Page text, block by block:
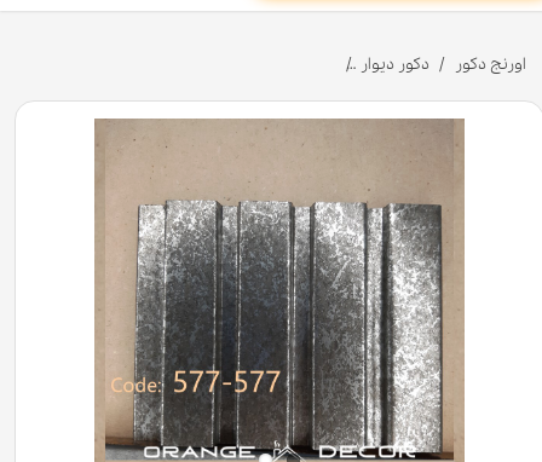
اورنج دکور دکور دیوار